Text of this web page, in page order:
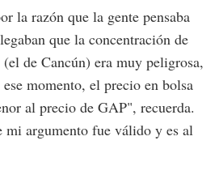
la razón que la gente pensaba
que la concentración de
de Cancún) era muy peligrosa,
momento, el precio en bolsa
al precio de GAP", recuerda.
mi argumento fue válido y es al